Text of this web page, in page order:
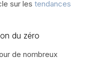
sur les tendances
du zéro
de nombreux